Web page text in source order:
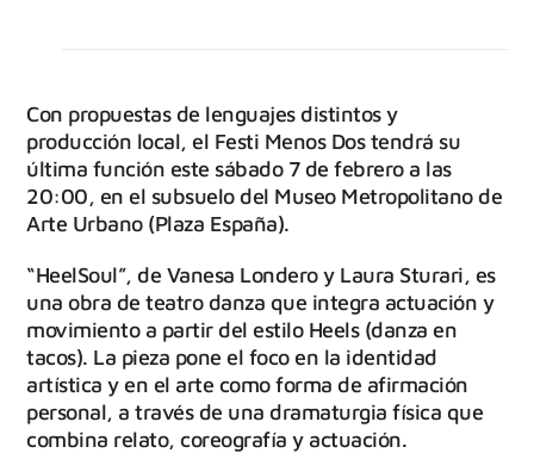
Con propuestas de lenguajes distintos y
producción local, el Festi Menos Dos tendrá su
última función este sábado 7 de febrero a las
20:00, en el subsuelo del Museo Metropolitano de
Arte Urbano (Plaza España).
“HeelSoul”, de Vanesa Londero y Laura Sturari, es
una obra de teatro danza que integra actuación y
movimiento a partir del estilo Heels (danza en
tacos). La pieza pone el foco en la identidad
artística y en el arte como forma de afirmación
personal, a través de una dramaturgia física que
combina relato, coreografía y actuación.